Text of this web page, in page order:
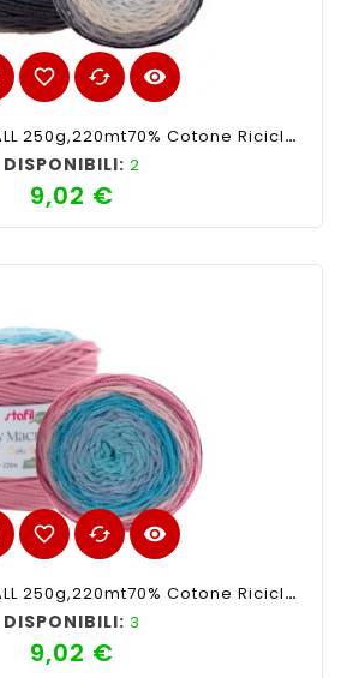
favorite_border cached visibility
MACRAMÈ CAKE BALL 250g,220mt70% Cotone Riciclato 30% PoliestereMix Marrone N°4
DISPONIBILI: 2
9,02 €
favorite_border cached visibility
MACRAMÈ CAKE BALL 250g,220mt70% Cotone Riciclato 30% PoliestereMix Rosa N 3
DISPONIBILI: 3
9,02 €